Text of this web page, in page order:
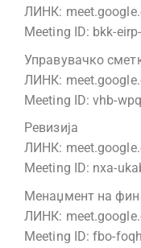
ЛИНК:
Meeting ID: bkk-
Управувачко
ЛИНК:
Meeting ID: vhb-
Ревизија
ЛИНК:
Meeting ID: nxa-
Менаџмент на
ЛИНК:
Meeting ID: fbo-